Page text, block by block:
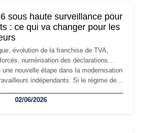
sous haute surveillance pour
: ce qui va changer pour les
évolution de la franchise de TVA,
numérisation des déclarations…
une nouvelle étape dans la modernisation
indépendants. Si le régime de
devront s'adapter à un environnement
02/06/2026